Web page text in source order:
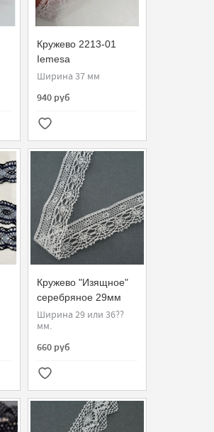
Кружево 2213-01
Iemesa
Ширина 37 мм
940 руб
Кружево "Изящное"
серебряное 29мм
Ширина 29 или 36??
мм.
660 руб